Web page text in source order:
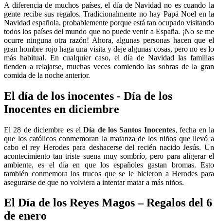
A diferencia de muchos países, el día de Navidad no es cuando la
gente recibe sus regalos. Tradicionalmente no hay Papá Noel en la
Navidad española, probablemente porque está tan ocupado visitando
todos los países del mundo que no puede venir a España. ¡No se me
ocurre ninguna otra razón! Ahora, algunas personas hacen que el
gran hombre rojo haga una visita y deje algunas cosas, pero no es lo
más habitual. En cualquier caso, el día de Navidad las familias
tienden a relajarse, muchas veces comiendo las sobras de la gran
comida de la noche anterior.
El día de los inocentes - Día de los
Inocentes en diciembre
El 28 de diciembre es elDía de los Santos Inocentes, fecha en la
que los católicos conmemoran la matanza de los niños que llevó a
cabo el rey Herodes para deshacerse del recién nacido Jesús. Un
acontecimiento tan triste suena muy sombrío, pero para aligerar el
ambiente, es el día en que los españoles gastan bromas. Esto
también conmemora los trucos que se le hicieron a Herodes para
asegurarse de que no volviera a intentar matar a más niños.
El Día de los Reyes Magos – Regalos del 6
de enero